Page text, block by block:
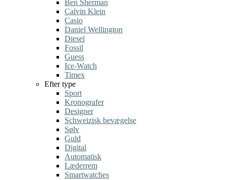
Ben Sherman
Calvin Klein
Casio
Daniel Wellington
Diesel
Fossil
Guess
Ice-Watch
Timex
Efter type
Sport
Kronografer
Designer
Schweizisk bevægelse
Sølv
Guld
Digital
Automatisk
Læderrem
Smartwatches